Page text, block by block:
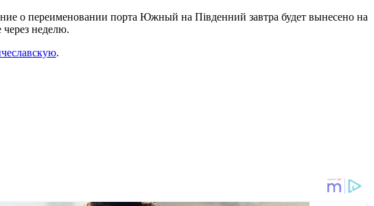
о переименовании порта Южный на Південний завтра будет вынесено на
неделю.
.